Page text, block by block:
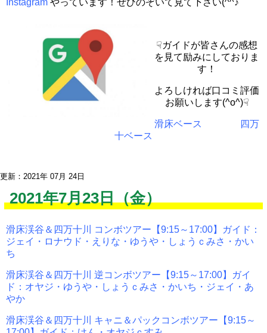
Instagram やっています！ぜひのぞいて見て下さい(^^♪
☟ガイドが皆さんの感想
を見て励みにしておりま
す！
よろしければ口コミ評価
お願いします(^o^)☟
滑床ベース
四万
十ベース
更新：2021年 07月 24日
2021年7月23日（金）
滑床渓谷＆四万十川 コンボツアー【9:15～17:00】ガイド：
ジェイ・ロナウド・えりな・ゆうや・しょうｃみさ・かい
ち
滑床渓谷＆四万十川 逆コンボツアー【9:15～17:00】ガイ
ド：オヤジ・ゆうや・しょうｃみさ・かいち・ジェイ・あ
やか
滑床渓谷＆四万十川 キャニ＆パックコンボツアー【9:15～